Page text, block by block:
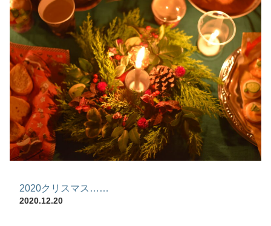
2020クリスマス……
2020.12.20